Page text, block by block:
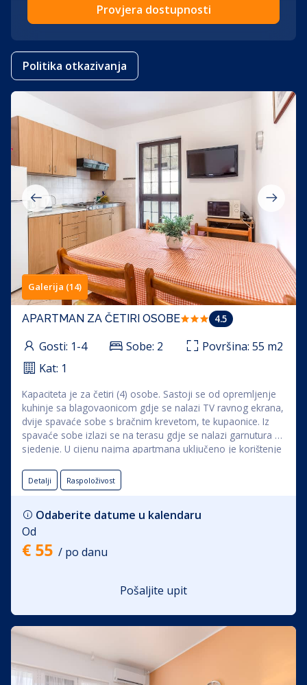
Provjera dostupnosti
Politika otkazivanja
Galerija (14)
APARTMAN ZA ČETIRI OSOBE 4.5
Gosti: 1-4 Sobe: 2 Površina: 55 m2
Kat: 1
Kapaciteta je za četiri (4) osobe. Sastoji se od opremljenje
kuhinje sa blagovaonicom gdje se nalazi TV ravnog ekrana,
dvije spavaće sobe s bračnim krevetom, te kupaonice. Iz
spavaće sobe izlazi se na terasu gdje se nalazi garnutura za
sjedenje. U cijenu najma apartmana uključeno je korištenje
Detalji Raspoloživost
Odaberite datume u kalendaru
Od
€ 55 / po danu
Pošaljite upit